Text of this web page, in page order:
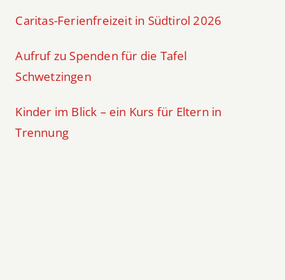
Caritas-Ferienfreizeit in Südtirol 2026
Aufruf zu Spenden für die Tafel
Schwetzingen
Kinder im Blick – ein Kurs für Eltern in
Trennung